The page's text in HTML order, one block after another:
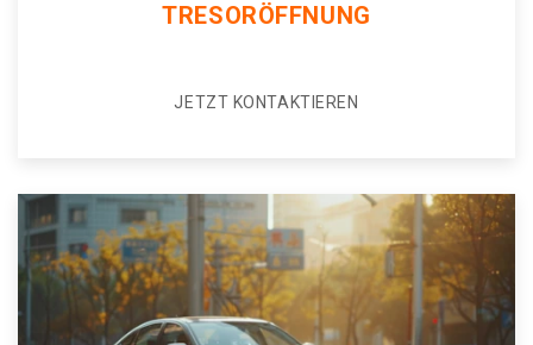
TRESORÖFFNUNG
JETZT KONTAKTIEREN